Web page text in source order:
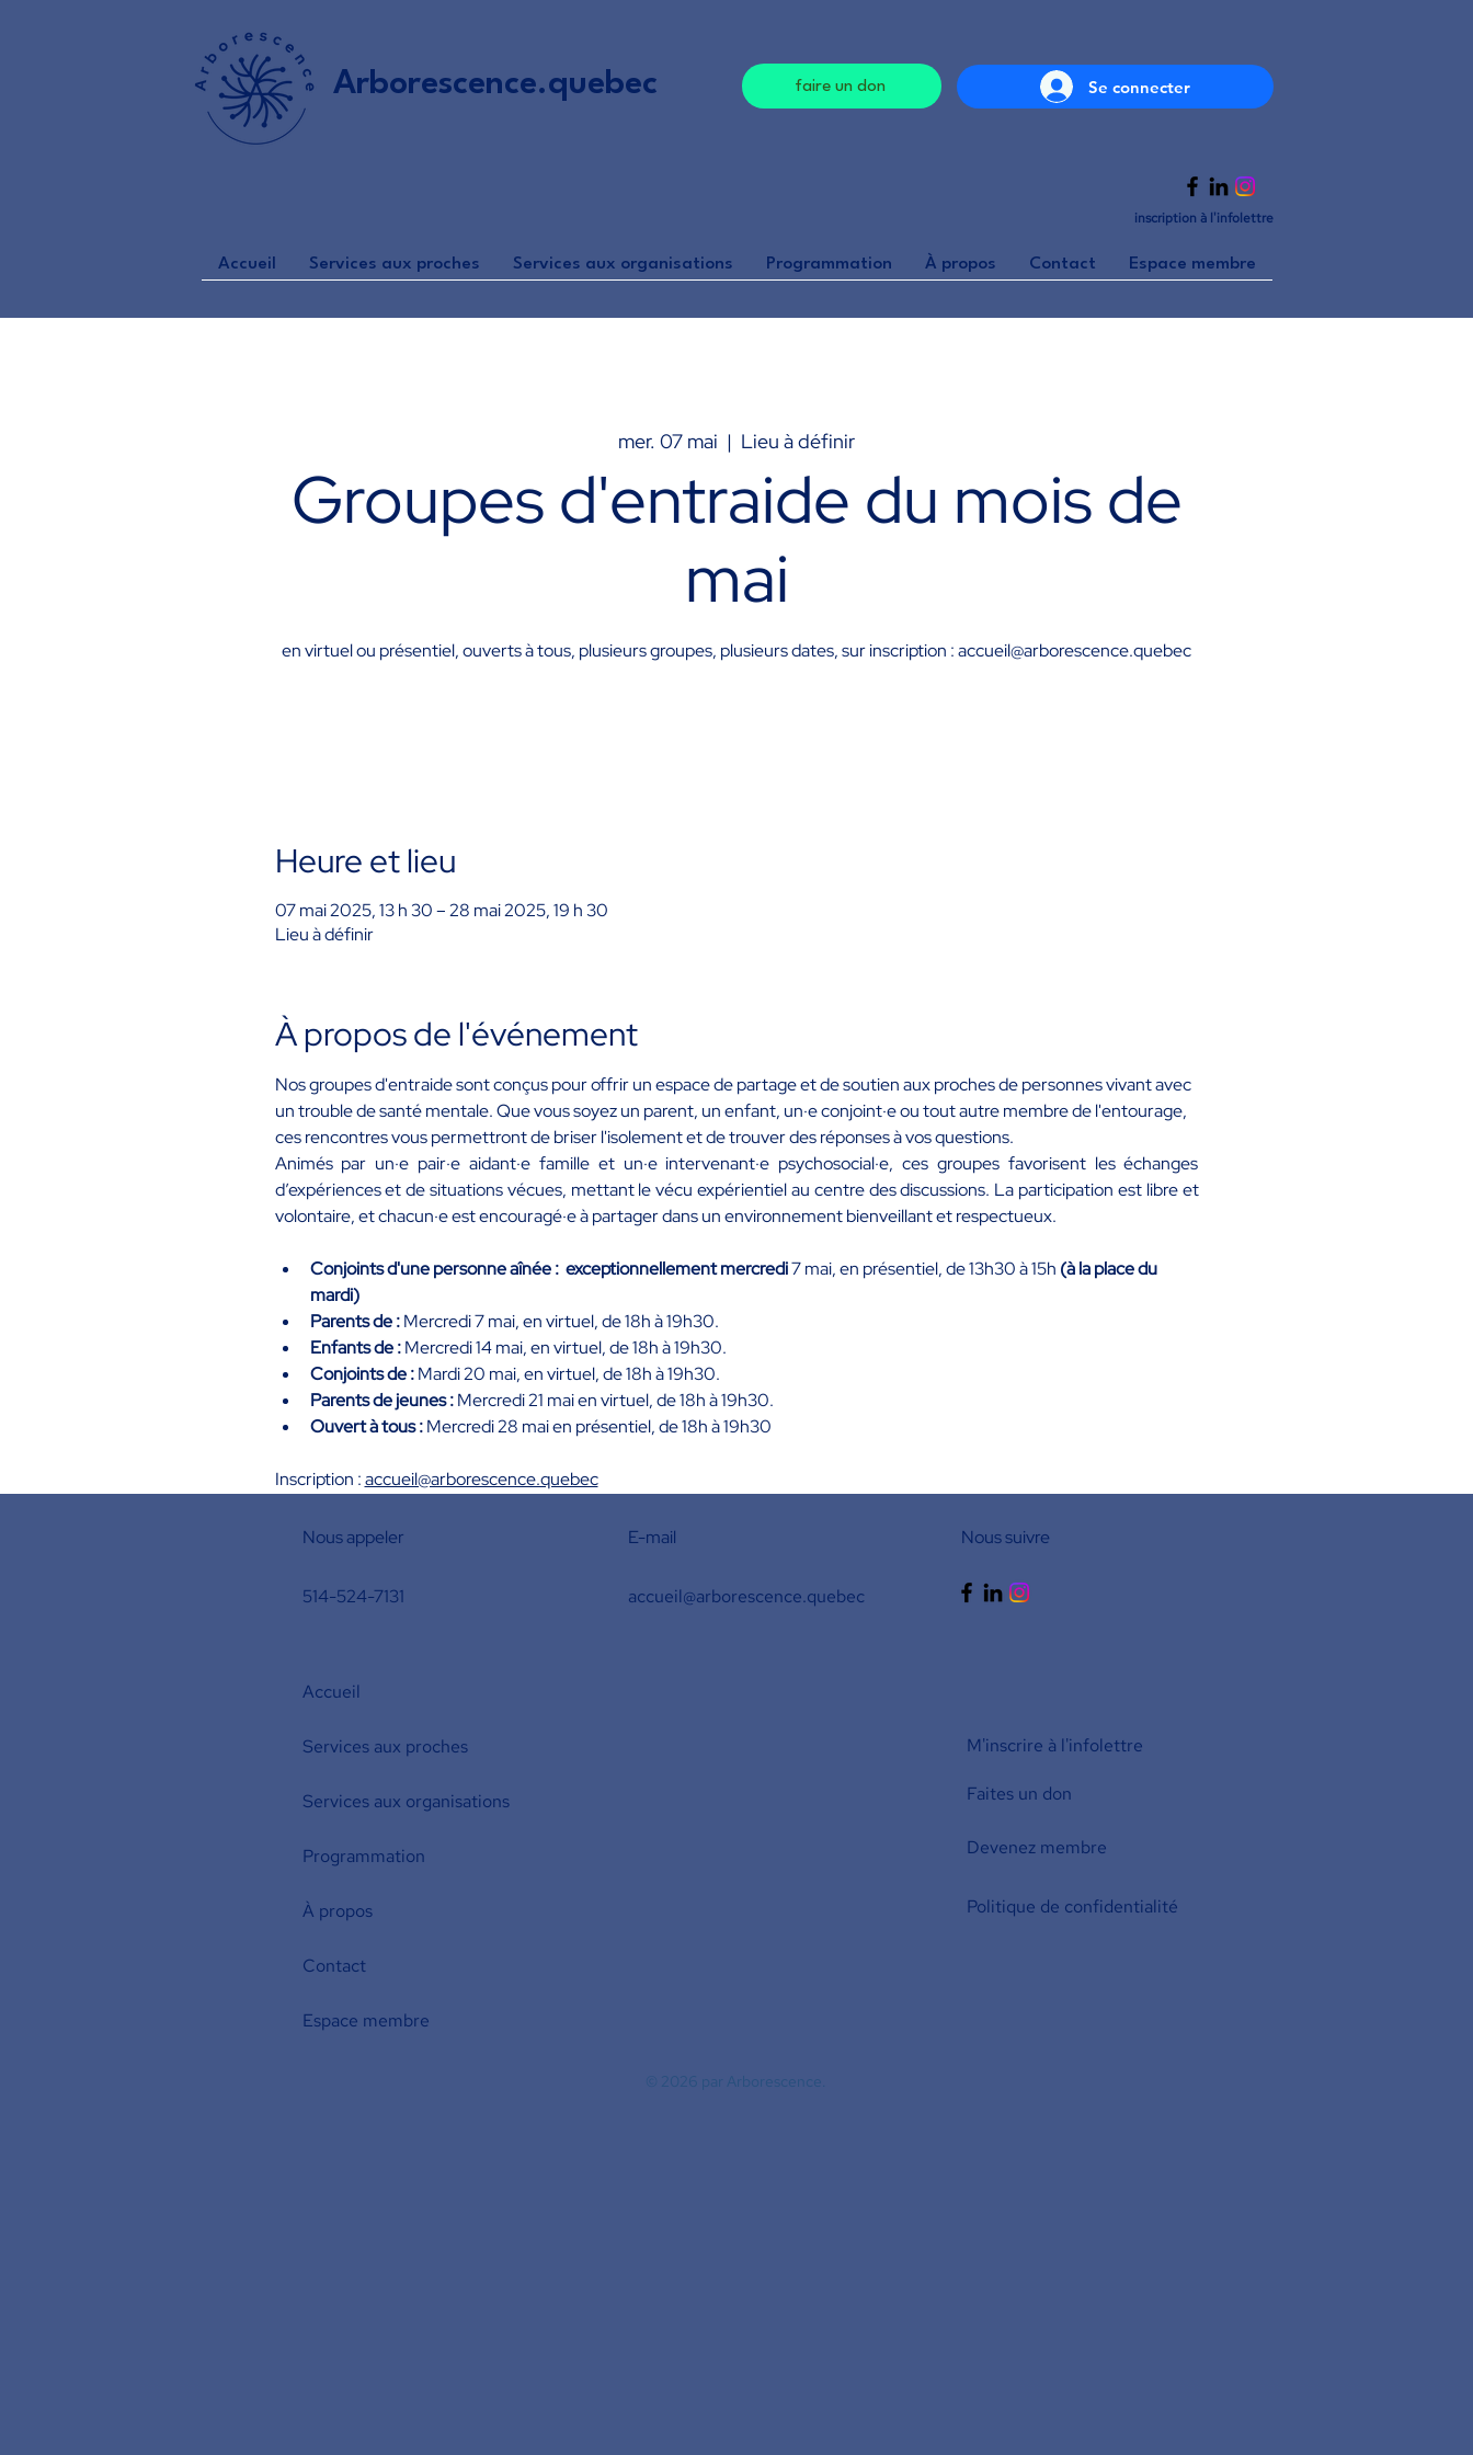
Arborescence.quebec faire un don Se connecter
inscription à l'infolettre
Accueil Services aux proches Services aux organisations Programmation À propos Contact Espace membre
mer. 07 mai
  |
Lieu à définir
Groupes d'entraide du mois de
mai
en virtuel ou présentiel, ouverts à tous, plusieurs groupes, plusieurs dates, sur inscription : accueil@arborescence.quebec
Heure et lieu
07 mai 2025, 13 h 30 – 28 mai 2025, 19 h 30
Lieu à définir
À propos de l'événement
Nos groupes d'entraide sont conçus pour offrir un espace de partage et de soutien aux proches de personnes vivant avec
un trouble de santé mentale. Que vous soyez un parent, un enfant, un·e conjoint·e ou tout autre membre de l'entourage,
ces rencontres vous permettront de briser l'isolement et de trouver des réponses à vos questions.
Animés par un·e pair·e aidant·e famille et un·e intervenant·e psychosocial·e, ces groupes favorisent les échanges
d’expériences et de situations vécues, mettant le vécu expérientiel au centre des discussions. La participation est libre et
volontaire, et chacun·e est encouragé·e à partager dans un environnement bienveillant et respectueux.
Conjoints d'une personne aînée : exceptionnellement mercredi 7 mai, en présentiel, de 13h30 à 15h (à la place du
mardi)
Parents de : Mercredi 7 mai, en virtuel, de 18h à 19h30.
Enfants de : Mercredi 14 mai, en virtuel, de 18h à 19h30.
Conjoints de : Mardi 20 mai, en virtuel, de 18h à 19h30.
Parents de jeunes : Mercredi 21 mai en virtuel, de 18h à 19h30.
Ouvert à tous : Mercredi 28 mai en présentiel, de 18h à 19h30
Inscription : accueil@arborescence.quebec
Nous appeler
514-524-7131
E-mail
accueil@arborescence.quebec
Accueil
Services aux proches
Services aux organisations
Programmation
À propos
Contact
Espace membre
Nous suivre
M'inscrire à l'infolettre
Faites un don
Devenez membre
Politique de confidentialité
© 2026 par Arborescence.